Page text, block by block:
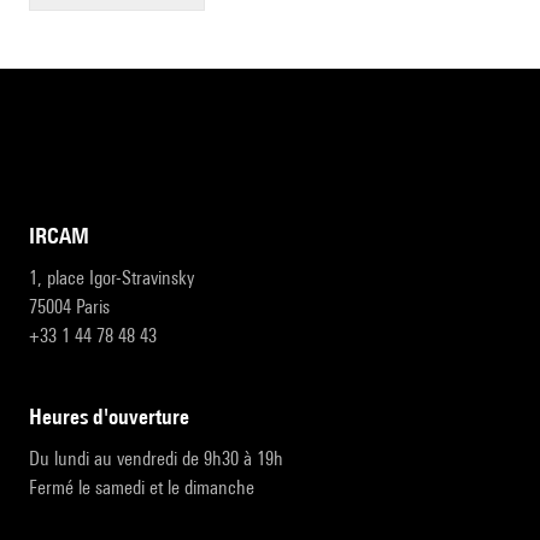
IRCAM
1, place Igor-Stravinsky
75004 Paris
+33 1 44 78 48 43
heures d'ouverture
Du lundi au vendredi de 9h30 à 19h
Fermé le samedi et le dimanche